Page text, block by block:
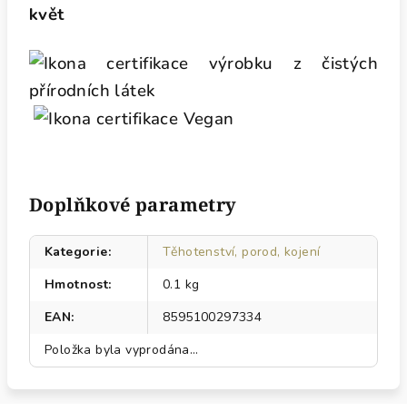
květ
Doplňkové parametry
Kategorie:
Těhotenství, porod, kojení
Hmotnost:
0.1 kg
EAN:
8595100297334
Položka byla vyprodána…